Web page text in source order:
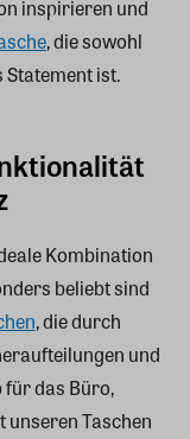
inspirieren und
, die sowohl
ist.
Kombination
beliebt sind
, die durch
und
für das Büro,
unseren Taschen